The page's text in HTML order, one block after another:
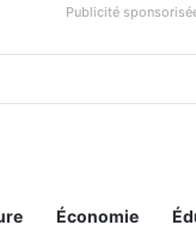
Publicité
Économie